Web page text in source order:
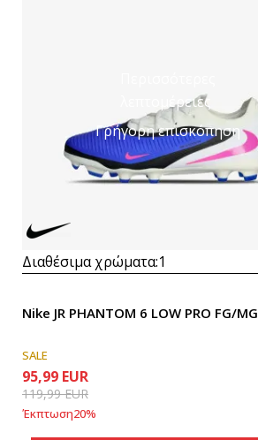
λεπτομέρειες
Γρήγορη επισκόπηση
Διαθέσιμα χρώματα:1
Nike JR PHANTOM 6 LOW PRO FG/MG
SALE
95,99 EUR
119,99EUR
Έκπτωση20%